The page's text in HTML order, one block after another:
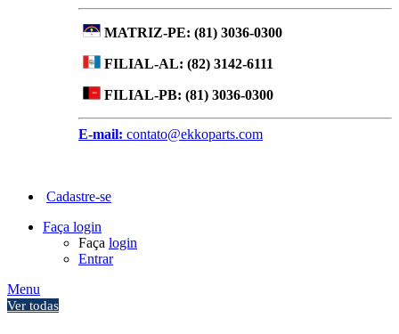
MATRIZ-PE: (81) 3036-0300
FILIAL-AL: (82) 3142-6111
FILIAL-PB: (81) 3036-0300
E-mail: contato@ekkoparts.com
Cadastre-se
Faça login
Faça login
Entrar
Menu
Ver todas